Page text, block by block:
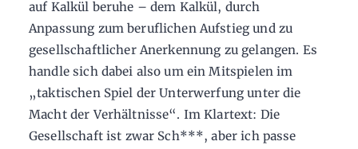
auf Kalkül beruhe – dem Kalkül, durch
Anpassung zum beruflichen Aufstieg und zu
gesellschaftlicher Anerkennung zu gelangen. Es
handle sich dabei also um ein Mitspielen im
„taktischen Spiel der Unterwerfung unter die
Macht der Verhältnisse“. Im Klartext: Die
Gesellschaft ist zwar Sch***, aber ich passe